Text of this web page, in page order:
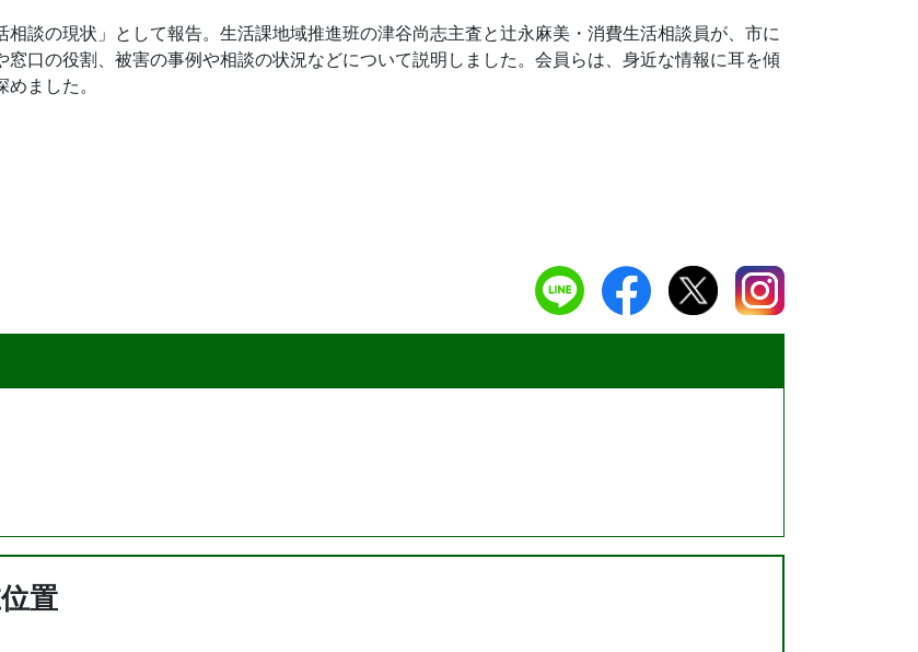
談の現状」として報告。生活課地域推進班の津谷尚志主査と辻永麻美・消費生活相談員が、市に
口の役割、被害の事例や相談の状況などについて説明しました。会員らは、身近な情報に耳を傾
ました。
置